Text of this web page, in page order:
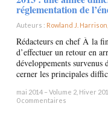
réglementation de
Auteurs : Rowland J.
Rédacteurs en chef À la
d’effectuer un retour en
développements survenus
cerner les principales
mai 2014 – Volume 2, Hiver
0 commentaires